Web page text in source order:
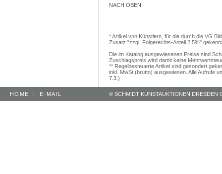
NACH OBEN
* Artikel von Künstlern, für die durch die VG
Zusatz "zzgl. Folgerechts-Anteil 2,5%"
Die im Katalog ausgewiesenen Preise sind
Zuschlagspreis wird damit keine
** Regelbesteuerte Artikel sind gesondert
inkl. MwSt (brutto) ausgewiesen. Alle Aufrufe
7.3.)
HOME | E-MAIL © SCHMIDT KUNSTAUKTIONEN DRESDEN